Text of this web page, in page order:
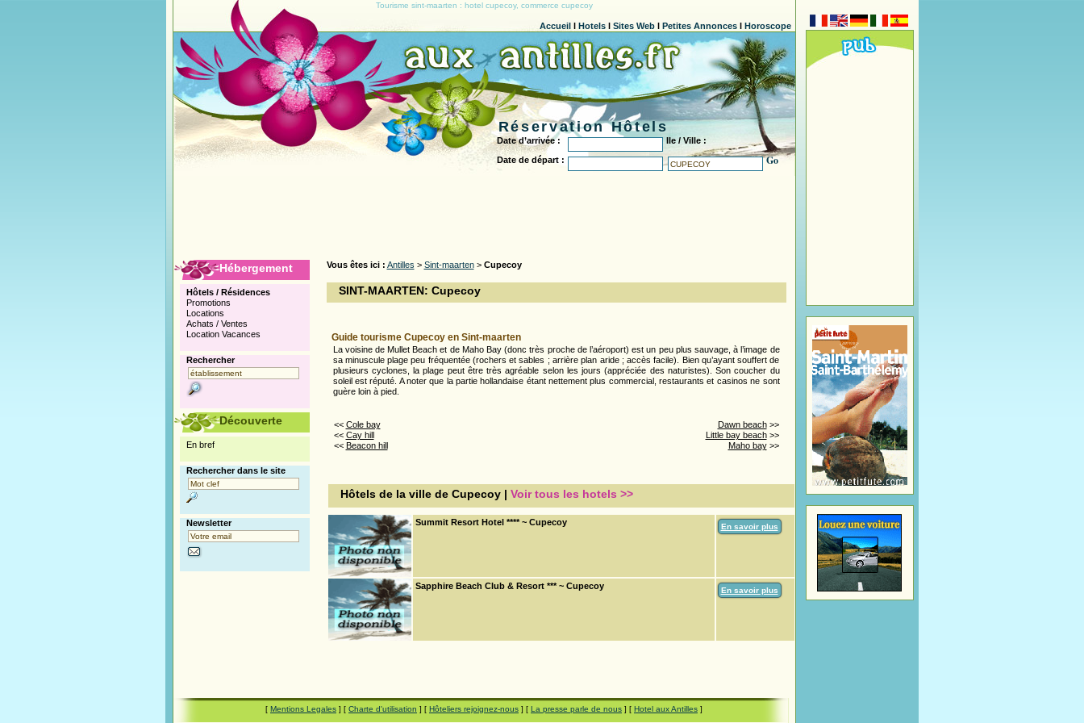
Tourisme sint-maarten : hotel cupecoy, commerce cupecoy
Accueill Hotelsl Sites Webl Petites Annoncesl Horoscope
Réservation Hôtels
Date d’arrivée :
Ile / Ville :
Date de départ :
Go
Vous êtes ici : Antilles > Sint-maarten> Cupecoy
SINT-MAARTEN: Cupecoy
Guide tourisme Cupecoy en Sint-maarten
La voisine de Mullet Beach et de Maho Bay (donc très proche de l’aéroport) est un peu plus sauvage, à l’image de
sa minuscule plage peu fréquentée (rochers et sables ; arrière plan aride ; accès facile). Bien qu’ayant souffert de
plusieurs cyclones, la plage peut être très agréable selon les jours (appréciée des naturistes). Son coucher du
soleil est réputé. A noter que la partie hollandaise étant nettement plus commercial, restaurants et casinos ne sont
guère loin à pied.
<< Cole bay
<< Cay hill
<< Beacon hill
Dawn beach>>
Little bay beach>>
Maho bay>>
Hôtels de la ville de Cupecoy | Voir tous les hotels >>
Summit Resort Hotel **** ~ Cupecoy En savoir plus
Sapphire Beach Club & Resort *** ~ Cupecoy En savoir plus
Hébergement
Hôtels / Résidences
Promotions
Locations
Achats / Ventes
Location Vacances
Rechercher
Découverte
En bref
Rechercher dans le site
Newsletter
[ Mentions Legales ] [ Charte d'utilisation ] [ Hôteliers rejoignez-nous ] [ La presse parle de nous ] [ Hotel aux Antilles ]